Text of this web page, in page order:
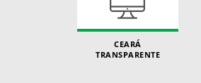
CEARÁ
TRANSPARENTE